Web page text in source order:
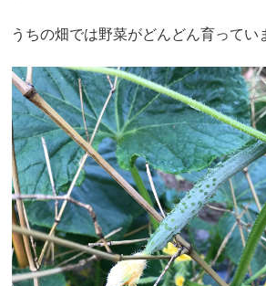
うちの畑では野菜がどんどん育ってい